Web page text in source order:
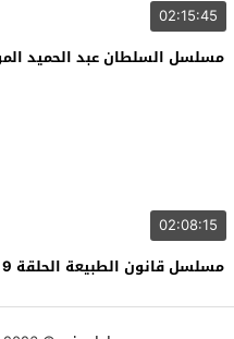
02:15:45
مسلسل السلطان عبد الحميد
02:08:15
مسلسل قانون الطبيعة الحلقة 9